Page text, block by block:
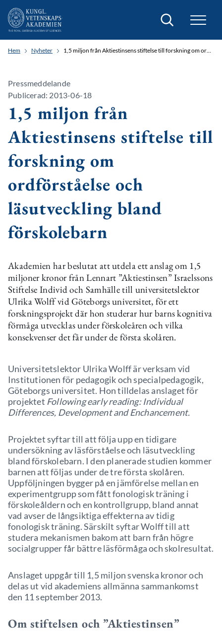
Sök
Hem Nyheter 1,5 miljon från Aktiestinsens stiftelse till forskning om ordförståelse och läsutveckling bland förskolebarn
Pressmeddelande
Publicerad: 2013-06-18
1,5 miljon från
Aktiestinsens stiftelse till
forskning om
ordförståelse och
läsutveckling bland
förskolebarn
Akademien har beslutat att utdela ett anslag om 1,5
miljoner kronor från Lennart ”Aktiestinsen” Israelssons
Stiftelse Individ och Samhälle till universitetslektor
Ulrika Wolff vid Göteborgs universitet, för ett
forskningsprojekt där hon studerar hur barns kognitiva
förmåga utvecklas under förskoleåren och vilka
konsekvenser det får under de första skolåren.
Universitetslektor Ulrika Wolff är verksam vid
Institutionen för pedagogik och specialpedagogik,
Göteborgs universitet. Hon tilldelas anslaget för
projektet Following early reading: Individual
Differences, Development and Enchancement.
Projektet syftar till att följa upp en tidigare
undersökning av läsförståelse och läsutveckling
bland förskolebarn. I den planerade studien kommer
barnen att följas under de tre första skolåren.
Uppföljningen bygger på en jämförelse mellan en
experimentgrupp som fått fonologisk träning i
förskoleåldern och en kontrollgrupp, bland annat
vad avser de långsiktiga effekterna av tidig
fonologisk träning. Särskilt syftar Wolff till att
studera mekanismen bakom att barn från högre
socialgrupper får bättre läsförmåga och skolresultat.
Anslaget uppgår till 1,5 miljon svenska kronor och
delas ut vid akademiens allmänna sammankomst
den 11 september 2013.
Om stiftelsen och ”Aktiestinsen”